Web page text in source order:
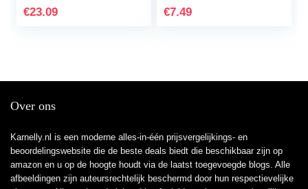
Draagbare Zonne-
€23.09 €7.49
Over ons
Karnelly.nl is een moderne alles-in-één prijsvergelijkings- en
beoordelingswebsite die de beste deals biedt die beschikbaar zijn op
amazon en u op de hoogte houdt via de laatst toegevoegde blogs. Alle
afbeeldingen zijn auteursrechtelijk beschermd door hun respectievelijke